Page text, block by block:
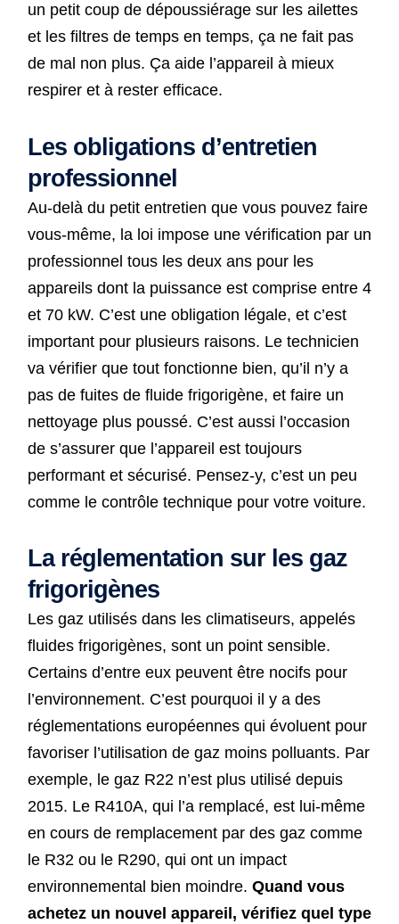
un petit coup de dépoussiérage sur les ailettes
et les filtres de temps en temps, ça ne fait pas
de mal non plus. Ça aide l’appareil à mieux
respirer et à rester efficace.
Les obligations d’entretien
professionnel
Au-delà du petit entretien que vous pouvez faire
vous-même, la loi impose une vérification par un
professionnel tous les deux ans pour les
appareils dont la puissance est comprise entre 4
et 70 kW. C’est une obligation légale, et c’est
important pour plusieurs raisons. Le technicien
va vérifier que tout fonctionne bien, qu’il n’y a
pas de fuites de fluide frigorigène, et faire un
nettoyage plus poussé. C’est aussi l’occasion
de s’assurer que l’appareil est toujours
performant et sécurisé. Pensez-y, c’est un peu
comme le contrôle technique pour votre voiture.
La réglementation sur les gaz
frigorigènes
Les gaz utilisés dans les climatiseurs, appelés
fluides frigorigènes, sont un point sensible.
Certains d’entre eux peuvent être nocifs pour
l’environnement. C’est pourquoi il y a des
réglementations européennes qui évoluent pour
favoriser l’utilisation de gaz moins polluants. Par
exemple, le gaz R22 n’est plus utilisé depuis
2015. Le R410A, qui l’a remplacé, est lui-même
en cours de remplacement par des gaz comme
le R32 ou le R290, qui ont un impact
environnemental bien moindre. Quand vous
achetez un nouvel appareil, vérifiez quel type